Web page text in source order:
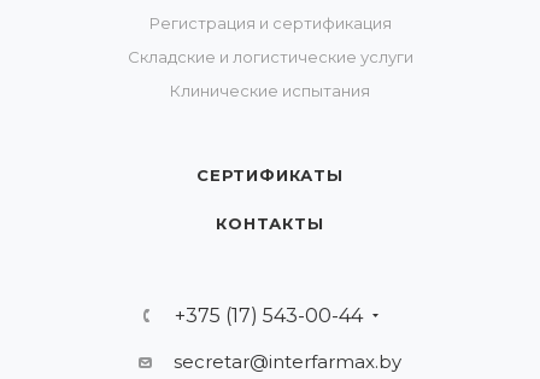
Регистрация и сертификация
Складские и логистические услуги
Клинические испытания
СЕРТИФИКАТЫ
КОНТАКТЫ
+375 (17) 543-00-44
secretar@interfarmax.by